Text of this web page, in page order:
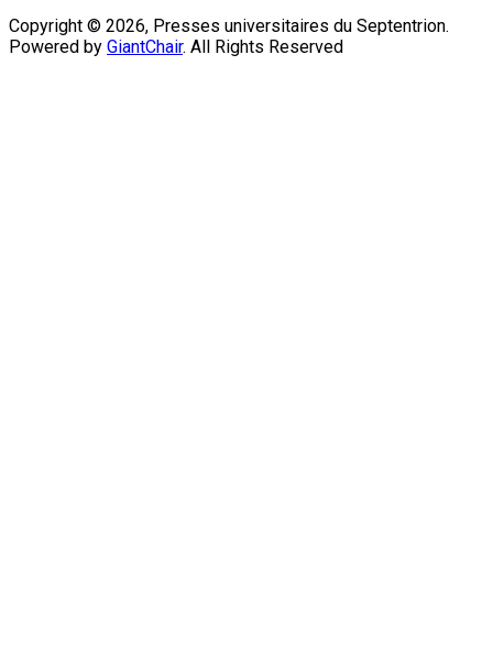
Copyright © 2026, Presses universitaires du Septentrion.
Powered by GiantChair. All Rights Reserved